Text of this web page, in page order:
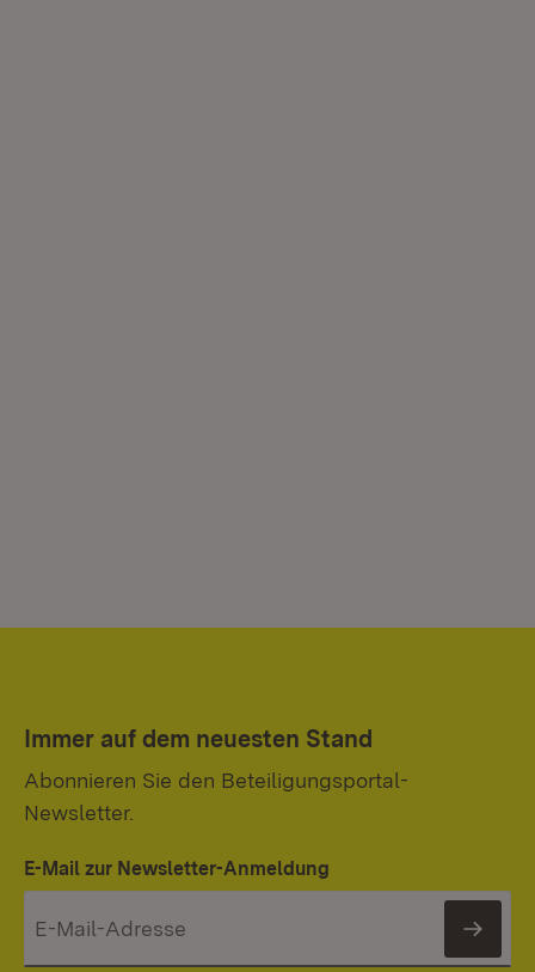
Immer auf dem neuesten Stand
Abonnieren Sie den Beteiligungsportal-
Newsletter.
E-Mail zur Newsletter-Anmeldung